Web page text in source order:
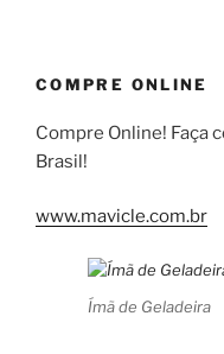
COMPRE ONLINE
Compre Online! Faça
Brasil!
www.mavicle.com.br
Ímã de Geladeira